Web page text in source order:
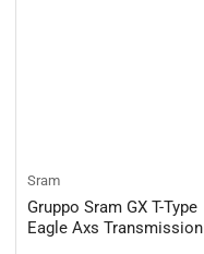
Sram
Gruppo Sram GX T-Type
Eagle Axs Transmission